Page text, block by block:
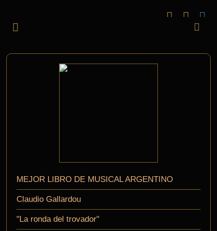
MEJOR LIBRO DE MUSICAL ARGENTINO
Claudio Gallardou
"La ronda del trovador"